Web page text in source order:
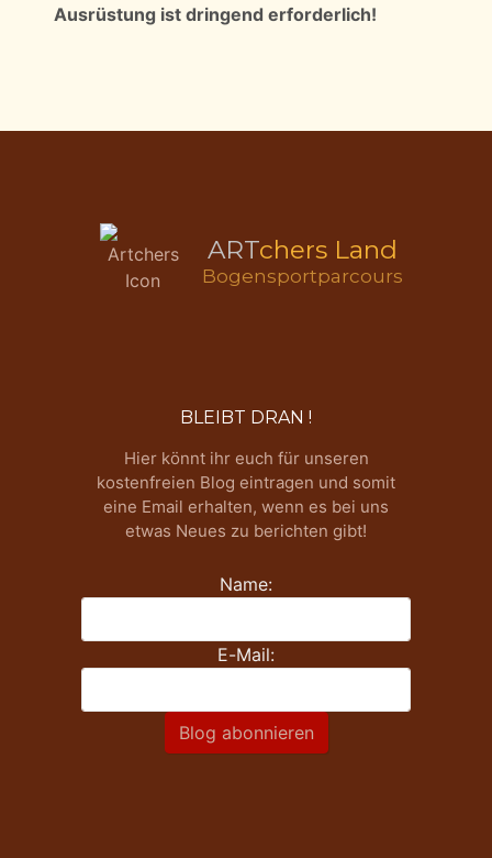
Ausrüstung ist dringend erforderlich!
ARTchers Land
Bogensportparcours
BLEIBT DRAN !
Hier könnt ihr euch für unseren
kostenfreien Blog eintragen und somit
eine Email erhalten, wenn es bei uns
etwas Neues zu berichten gibt!
Name:
E-Mail:
Blog abonnieren